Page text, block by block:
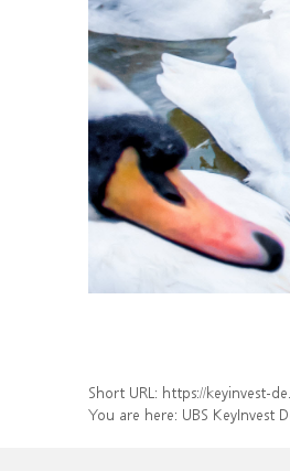
Short URL: https://keyinvest-
You are here: UBS KeyInvest